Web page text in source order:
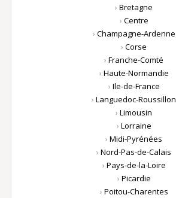
›Bretagne
› Centre
› Champagne-Ardenne
›Corse
›Franche-Comté
› Haute-Normandie
› Ile-de-France
›Languedoc-Roussillon
›Limousin
› Lorraine
›Midi-Pyrénées
›Nord-Pas-de-Calais
› Pays-de-la-Loire
› Picardie
› Poitou-Charentes